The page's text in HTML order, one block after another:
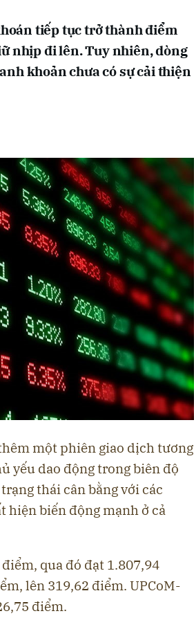
tiếp tục trở thành điểm
nhịp đi lên. Tuy nhiên, dòng
khoản chưa có sự cải thiện
một phiên giao dịch tương
yếu dao động trong biên độ
thái cân bằng với các
hiện biến động mạnh ở cả
qua đó đạt 1.807,94
lên 319,62 điểm. UPCoM-
điểm.